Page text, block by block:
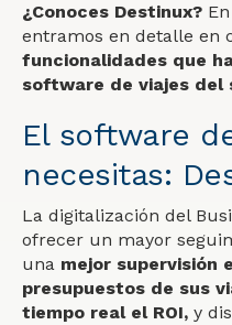
¿Conoces Destinux?
entramos en detalle en
funcionalidades que
software de viajes del
El software
necesitas:
La digitalización del
ofrecer un mayor
una mejor supervisión
presupuestos de sus
tiempo real el ROI, y